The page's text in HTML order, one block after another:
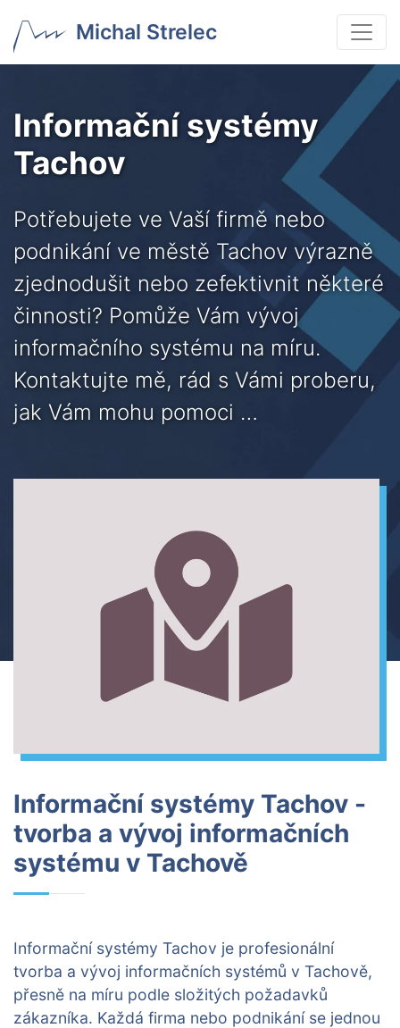
Michal Strelec
Informační systémy
Tachov
Potřebujete ve Vaší firmě nebo
podnikání ve městě Tachov výrazně
zjednodušit nebo zefektivnit některé
činnosti? Pomůže Vám vývoj
informačního systému na míru.
Kontaktujte mě, rád s Vámi proberu,
jak Vám mohu pomoci …
Informační systémy Tachov -
tvorba a vývoj informačních
systému v Tachově
Informační systémy Tachov je profesionální
tvorba a vývoj informačních systémů v Tachově,
přesně na míru podle složitých požadavků
zákazníka. Každá firma nebo podnikání se jednou